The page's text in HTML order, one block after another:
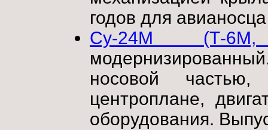
годов для
Су-24М (Т-
носовой частью,
центроплане,
оборудования.